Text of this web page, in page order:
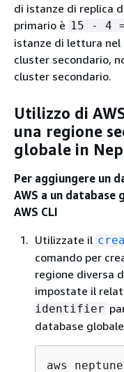
di istanze di replica
primario è 15 - 4
istanze di lettura nel
cluster secondario,
cluster secondario.
Utilizzo di
una regione
globale in
Per aggiungere un
AWS a un
AWS CLI
Utilizzate il
comando per
regione diversa
impostate il
identifier
database
aws